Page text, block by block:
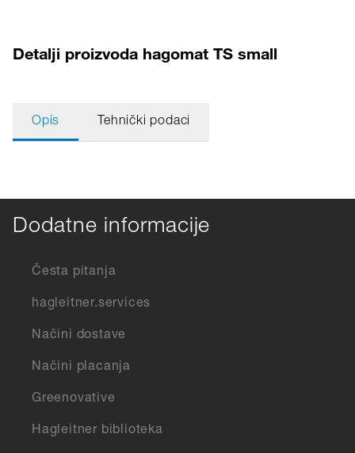
Detalji proizvoda hagomat TS small
Opis Tehnički podaci
Dodatne informacije
Česta pitanja
hagleitner.services
Načini dostave
Načini placanja
Greenovative
Hagleitner biblioteka